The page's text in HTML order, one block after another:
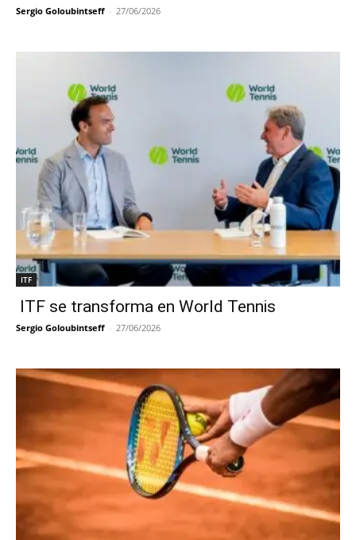
Sergio Goloubintseff - 27/06/2026
ITF
ITF se transforma en World Tennis
Sergio Goloubintseff - 27/06/2026